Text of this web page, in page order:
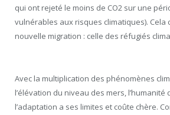
qui ont rejeté le moins de CO2 sur une
vulnérables aux risques climatiques). Cela
nouvelle migration : celle des réfugiés
Avec la multiplication des phénomènes
l’élévation du niveau des mers, l’humanité
l’adaptation a ses limites et coûte chère.